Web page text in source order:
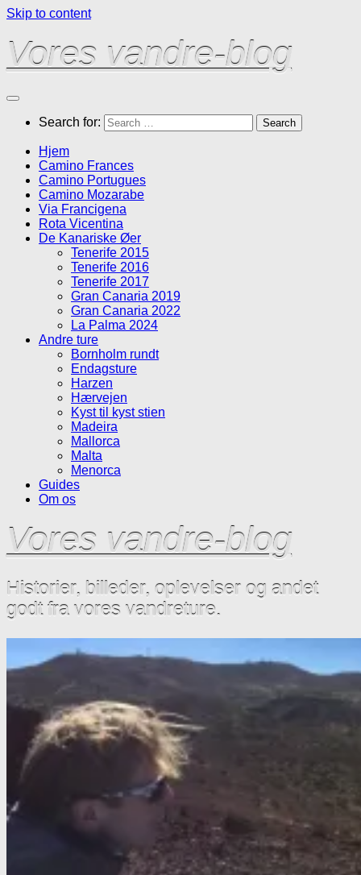
Skip to content
Vores vandre-blog
Search for:
Hjem
Camino Frances
Camino Portugues
Camino Mozarabe
Via Francigena
Rota Vicentina
De Kanariske Øer
Tenerife 2015
Tenerife 2016
Tenerife 2017
Gran Canaria 2019
Gran Canaria 2022
La Palma 2024
Andre ture
Bornholm rundt
Endagsture
Harzen
Hærvejen
Kyst til kyst stien
Madeira
Mallorca
Malta
Menorca
Guides
Om os
Vores vandre-blog
Historier, billeder, oplevelser og andet
godt fra vores vandreture.